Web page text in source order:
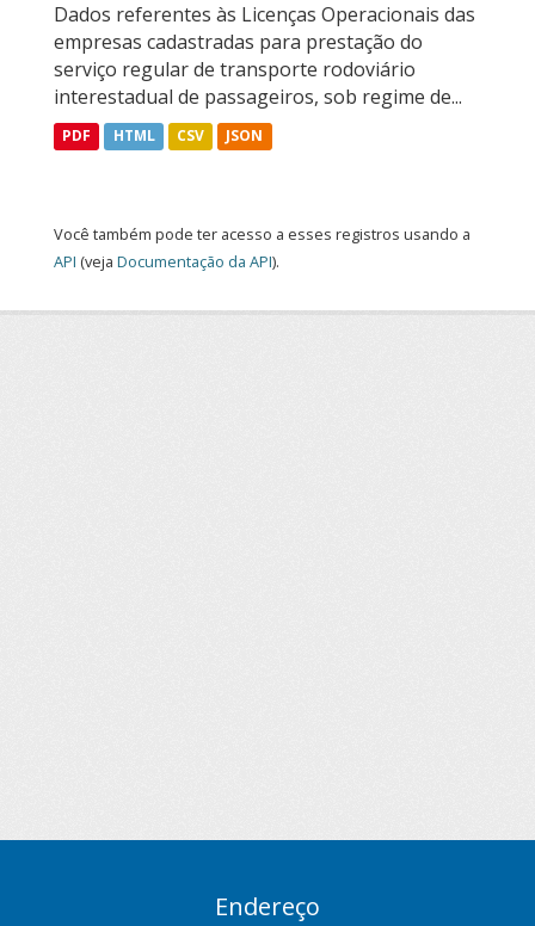
Dados referentes às Licenças Operacionais das
empresas cadastradas para prestação do
serviço regular de transporte rodoviário
interestadual de passageiros, sob regime de...
PDF HTML CSV JSON
Você também pode ter acesso a esses registros usando a
API (veja Documentação da API).
Endereço